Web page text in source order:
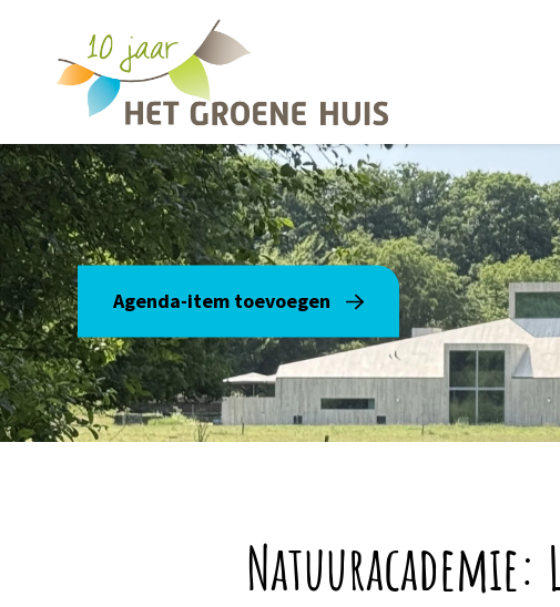
Overslaan en naar de inhoud gaan
Agenda-item toevoegen
Natuuracademie: